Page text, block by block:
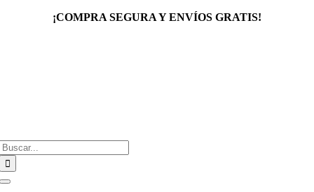
¡COMPRA SEGURA Y ENVÍOS GRATIS!
Toggle